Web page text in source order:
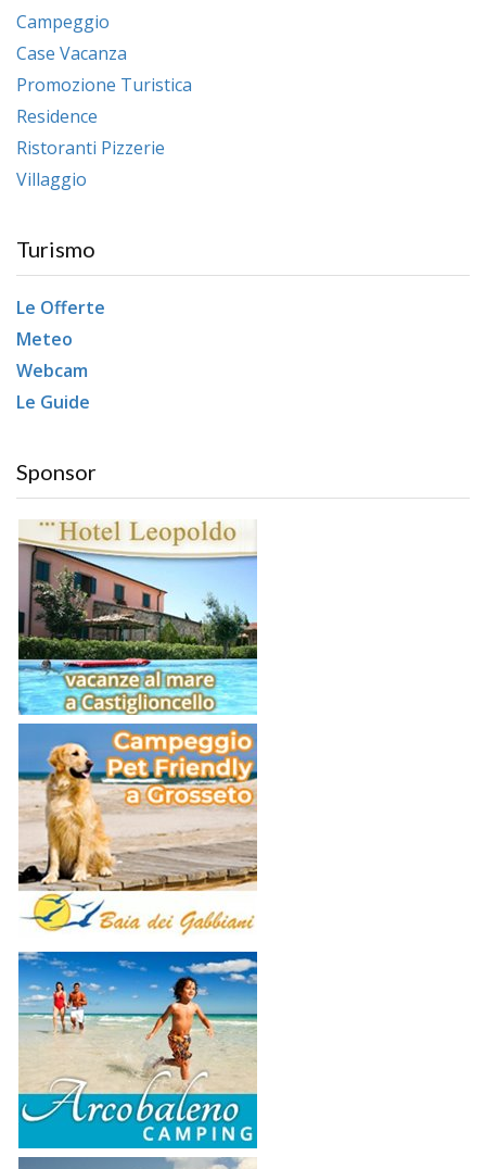
Campeggio
Case Vacanza
Promozione Turistica
Residence
Ristoranti Pizzerie
Villaggio
Turismo
Le Offerte
Meteo
Webcam
Le Guide
Sponsor